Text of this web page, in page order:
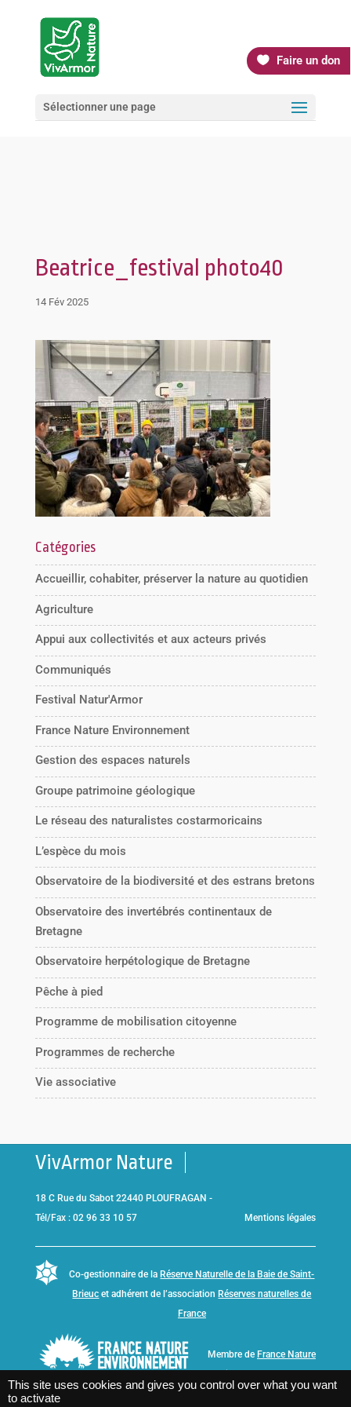
Faire un don
Sélectionner une page
Beatrice_festival photo40
14 Fév 2025
Catégories
Accueillir, cohabiter, préserver la nature au quotidien
Agriculture
Appui aux collectivités et aux acteurs privés
Communiqués
Festival Natur'Armor
France Nature Environnement
Gestion des espaces naturels
Groupe patrimoine géologique
Le réseau des naturalistes costarmoricains
L’espèce du mois
Observatoire de la biodiversité et des estrans bretons
Observatoire des invertébrés continentaux de
Bretagne
Observatoire herpétologique de Bretagne
Pêche à pied
Programme de mobilisation citoyenne
Programmes de recherche
Vie associative
VivArmor Nature
18 C Rue du Sabot 22440 PLOUFRAGAN -
Tél/Fax : 02 96 33 10 57
Mentions légales
Co-gestionnaire de la Réserve Naturelle de la Baie de Saint-
Brieuc et adhérent de l’association Réserves naturelles de
France
Membre de France Nature
This site uses cookies and gives you control over what you want
to activate